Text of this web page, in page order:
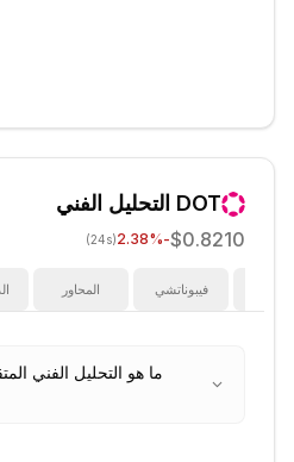
DOT التحليل الفني
$0.8210
-2.38
%
(24s)
المحاور فيبوناتشي
ما هو التحليل الفني